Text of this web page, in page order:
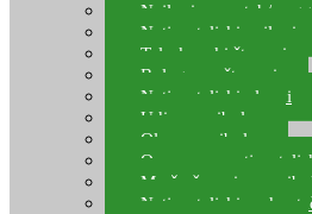
Najloni za match/
Natjecateljski najloni
Teleskopski štapovi
Bolognese štapovi
Natjecateljski plovci
Udice za ribolov
Olovo za ribolov
Oprema za
Mreže čuvarice za
Natjecateljski